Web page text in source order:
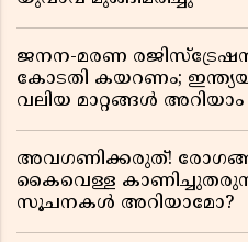
ജനന-മരണ
കോടതി കയറണം;
വലിയ മാറ്റങ്ങൾ അറിയാം
അവഗണിക്കരുത്!
കൈവെള്ള
സൂചനകൾ അറിയാമോ?